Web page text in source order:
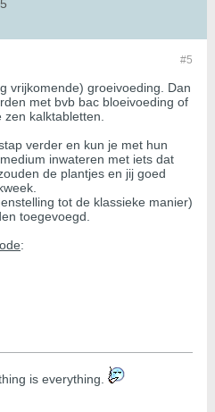
#5
vrijkomende) groeivoeding. Dan
met bvb bac bloeivoeding of
kalktabletten.
verder en kun je met hun
inwateren met iets dat
de plantjes en jij goed
tot de klassieke manier)
toegevoegd.
:
is everything.